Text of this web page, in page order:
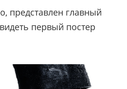
представлен главный
первый постер